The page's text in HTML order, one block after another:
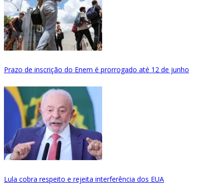
Prazo de inscrição do Enem é prorrogado até 12 de junho
Lula cobra respeito e rejeita interferência dos EUA